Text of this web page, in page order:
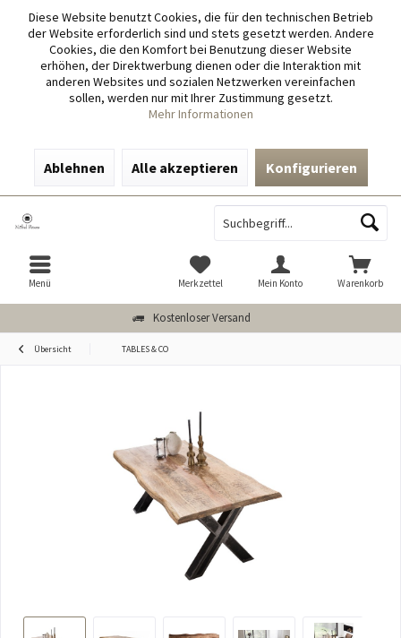
Diese Website benutzt Cookies, die für den technischen Betrieb
der Website erforderlich sind und stets gesetzt werden. Andere
Cookies, die den Komfort bei Benutzung dieser Website
erhöhen, der Direktwerbung dienen oder die Interaktion mit
anderen Websites und sozialen Netzwerken vereinfachen
sollen, werden nur mit Ihrer Zustimmung gesetzt.
Mehr Informationen
Ablehnen Alle akzeptieren Konfigurieren
Kostenloser Versand
Menü Warenkorb
Merkzettel Mein Konto
Übersicht TABLES & CO